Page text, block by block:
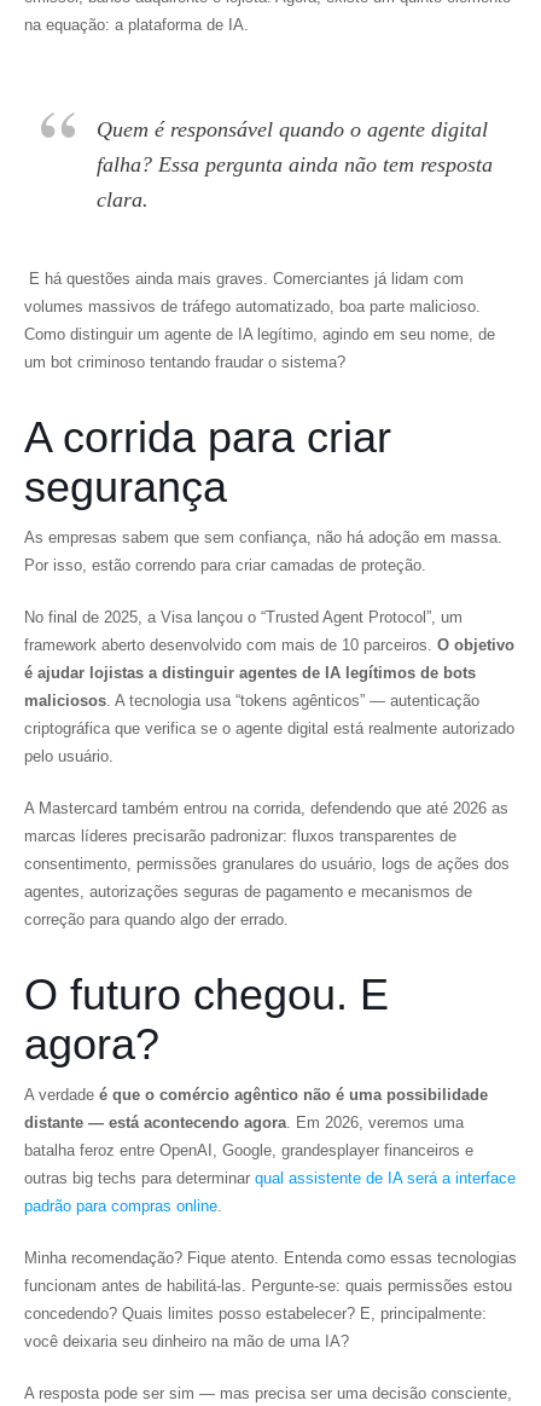
na equação: a plataforma de IA.
Quem é responsável quando o agente digital
falha? Essa pergunta ainda não tem resposta
clara.
E há questões ainda mais graves. Comerciantes já lidam com
volumes massivos de tráfego automatizado, boa parte malicioso.
Como distinguir um agente de IA legítimo, agindo em seu nome, de
um bot criminoso tentando fraudar o sistema?
A corrida para criar
segurança
As empresas sabem que sem confiança, não há adoção em massa.
Por isso, estão correndo para criar camadas de proteção.
No final de 2025, a Visa lançou o “Trusted Agent Protocol”, um
framework aberto desenvolvido com mais de 10 parceiros. O objetivo
é ajudar lojistas a distinguir agentes de IA legítimos de bots
maliciosos. A tecnologia usa “tokens agênticos” — autenticação
criptográfica que verifica se o agente digital está realmente autorizado
pelo usuário.
A Mastercard também entrou na corrida, defendendo que até 2026 as
marcas líderes precisarão padronizar: fluxos transparentes de
consentimento, permissões granulares do usuário, logs de ações dos
agentes, autorizações seguras de pagamento e mecanismos de
correção para quando algo der errado.
O futuro chegou. E
agora?
A verdade é que o comércio agêntico não é uma possibilidade
distante — está acontecendo agora. Em 2026, veremos uma
batalha feroz entre OpenAI, Google, grandesplayer financeiros e
outras big techs para determinar qual assistente de IA será a interface
padrão para compras online.
Minha recomendação? Fique atento. Entenda como essas tecnologias
funcionam antes de habilitá-las. Pergunte-se: quais permissões estou
concedendo? Quais limites posso estabelecer? E, principalmente:
você deixaria seu dinheiro na mão de uma IA?
A resposta pode ser sim — mas precisa ser uma decisão consciente,